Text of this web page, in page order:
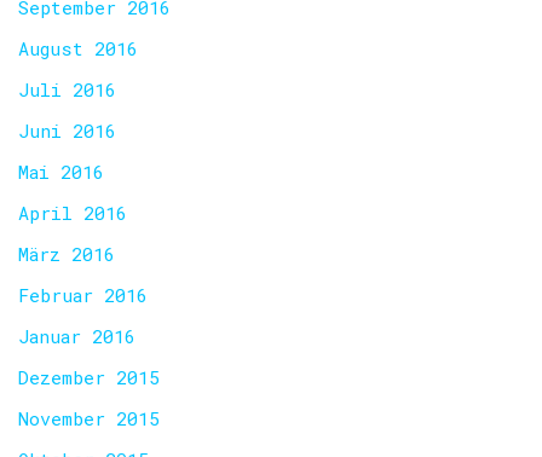
September 2016
August 2016
Juli 2016
Juni 2016
Mai 2016
April 2016
März 2016
Februar 2016
Januar 2016
Dezember 2015
November 2015